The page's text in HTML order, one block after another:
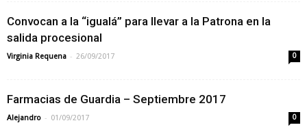
Convocan a la “igualá” para llevar a la Patrona en la
salida procesional
Virginia Requena - 26/09/2017 0
Farmacias de Guardia – Septiembre 2017
Alejandro - 01/09/2017 0